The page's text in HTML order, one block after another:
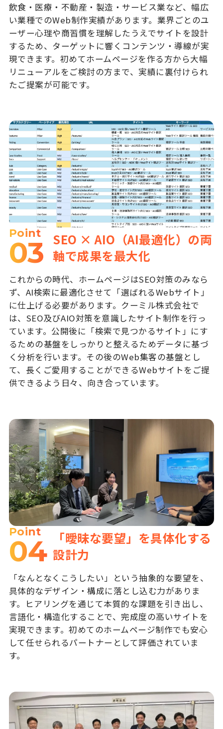
飲食・医療・不動産・製造・サービス業など、幅広
い業種でのWeb制作実績があります。業界ごとのユ
ーザー心理や商習慣を理解したうえでサイトを設計
するため、ターゲットに響くコンテンツ・導線が実
現できます。初めてホームページを作る方から大幅
リニューアルをご検討の方まで、実績に裏付けられ
たご提案が可能です。
Point
03 SEO × AIO（AI最適化）の両
軸で成果を最大化
これからの時代、ホームページはSEO対策のみなら
ず、AI検索に最適化させて「選ばれるWebサイト」
に仕上げる必要があります。クーミル株式会社で
は、SEO及びAIO対策を意識したサイト制作を行っ
ています。公開後に「検索で見つかるサイト」にす
るための基盤をしっかりと整えるためデータに基づ
く分析を行います。その後のWeb集客の基盤とし
て、長くご愛用することができるWebサイトをご提
供できるよう日々、向き合っています。
Point
04
「曖昧な要望」を具体化する
設計力
「なんとなくこうしたい」という抽象的な要望を、
具体的なデザイン・構成に落とし込む力がありま
す。ヒアリングを通じて本質的な課題を引き出し、
言語化・構造化することで、完成度の高いサイトを
実現できます。初めてのホームページ制作でも安心
して任せられるパートナーとして評価されていま
す。